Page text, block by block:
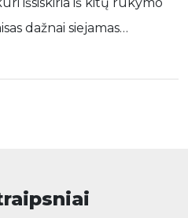
dažnai siejamas…